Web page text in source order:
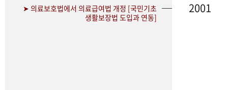
➤ 의료보호법에서 의료급여법 개정 [국민기초
생활보장법 도입과 연동]
2001